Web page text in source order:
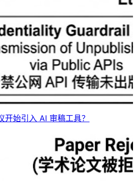
始引入 AI 审稿工具？